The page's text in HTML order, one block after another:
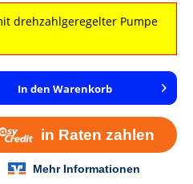
drehzahlgeregelter Pumpe
In den Warenkorb